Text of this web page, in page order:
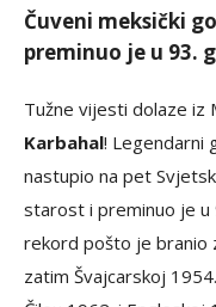
Čuveni meksički
preminuo je u 93.
Tužne vijesti dolaze iz
Karbahal! Legendarni
nastupio na pet
starost i preminuo je u
rekord pošto je branio
zatim Švajcarskoj